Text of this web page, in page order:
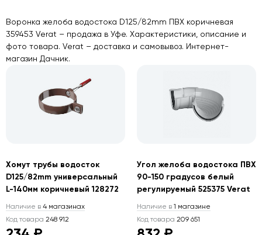
Воронка желоба водостока D125/82mm ПВХ коричневая
359453 Verat – продажа в Уфе. Характеристики, описание и
фото товара. Verat – доставка и самовывоз. Интернет-
магазин Дачник.
Хомут трубы водосток
D125/82mm универсальный
L-140мм коричневый 128272
Наличие в 4 магазинах
Код товара 248 912
Угол желоба водостока ПВХ
90-150 градусов белый
регулируемый 525375 Verat
Наличие в 1 магазине
Код товара 209 651